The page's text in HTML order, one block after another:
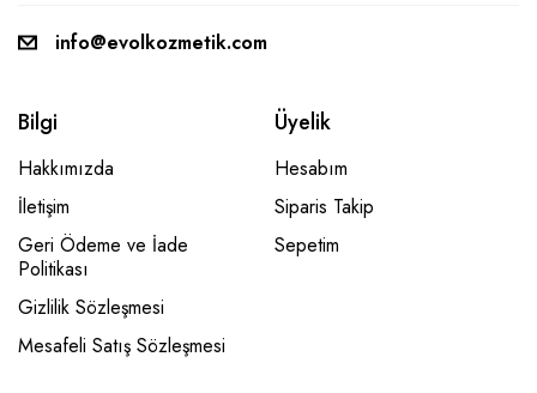
info@evolkozmetik.com
Bilgi
Hakkımızda
İletişim
Geri Ödeme ve İade
Politikası
Gizlilik Sözleşmesi
Mesafeli Satış Sözleşmesi
Üyelik
Hesabım
Siparis Takip
Sepetim